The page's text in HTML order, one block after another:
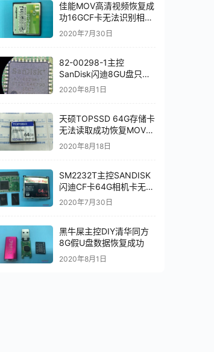
佳能MOV高清视频恢复成
功16GCF卡无法识别相机
卡损坏SM2232T恢复成
2020年7月30日
82-00298-1主控
SanDisk闪迪8GU盘只认
64M容量打开提示需要程
2020年8月1日
天硕TOPSSD 64G存储卡
无法读取成功恢复MOV视
频文件
2020年8月18日
SM2232T主控SANDISK
闪迪CF卡64G相机卡无法
识别芯片级数据恢复成功
2020年7月30日
黑牛屎主控DIY清华同方
8G假U盘数据恢复成功
2020年8月1日